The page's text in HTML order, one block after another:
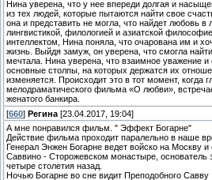
Нина уверена, что у нее впереди долгая и
из тех людей, которые пытаются найти свое
она и представить не могла, что найдет любовь
лингвистикой, филологией и азиатской
интеллектом, Нина поняла, что очарована им и
жизнь. Выйдя замуж, он уверена, что смогла
мечтала. Нина уверена, что взаимное уважение и
основные столпы, на которых держатся их
изменяется. Происходит это в тот момент, когда
мелодраматического фильма «О любви»,
женатого банкира.
[660] Регина [23.04.2017, 19:04]
А мне понравился фильм. " Эффект Богарне"
Действие фильма проходит паралельно в наше
Генерал Энжен Богарне ведет войско на Москву и
Саввино - Сторожевском монастыре, основатель
четыре столетия назад.
Ночью Богарне во сне видит Преподобного Савву